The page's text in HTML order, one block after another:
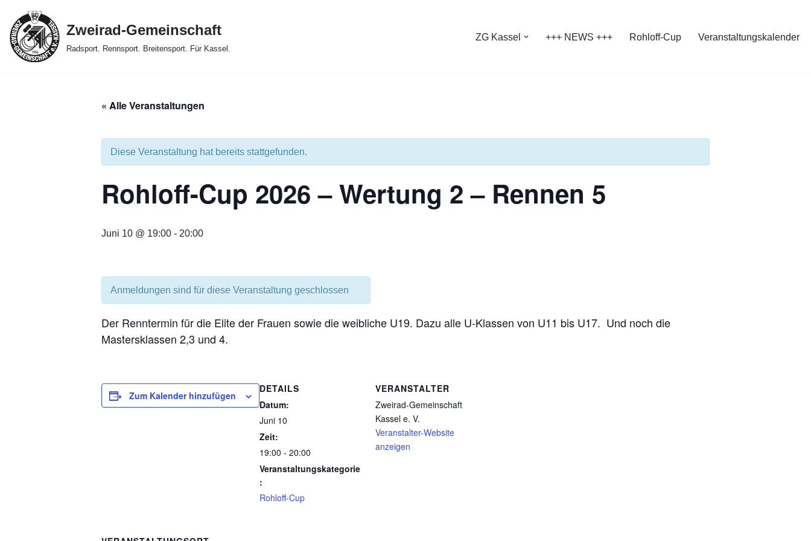
Zum
Inhalt
Zweirad-Gemeinschaft
Radsport. Rennsport. Breitensport. Für Kassel.
ZG Kassel +++ NEWS +++ Rohloff-Cup Veranstaltungskalender
« Alle Veranstaltungen
Diese Veranstaltung hat bereits stattgefunden.
Rohloff-Cup 2026 – Wertung 2 – Rennen 5
Juni 10 @ 19:00 - 20:00
Anmeldungen sind für diese Veranstaltung geschlossen
Der Renntermin für die Elite der Frauen sowie die weibliche U19. Dazu alle U-Klassen von U11 bis U17. Und noch die
Mastersklassen 2,3 und 4.
Zum Kalender hinzufügen
DETAILS
Datum:
Juni 10
Zeit:
19:00 - 20:00
Veranstaltungskategorie
:
Rohloff-Cup
VERANSTALTER
Zweirad-Gemeinschaft
Kassel e. V.
Veranstalter-Website
anzeigen